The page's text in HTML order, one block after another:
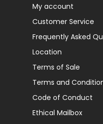
My account
Customer Service
Frequently Asked
Location
Terms of Sale
Terms and
Code of Conduct
Ethical Mailbox